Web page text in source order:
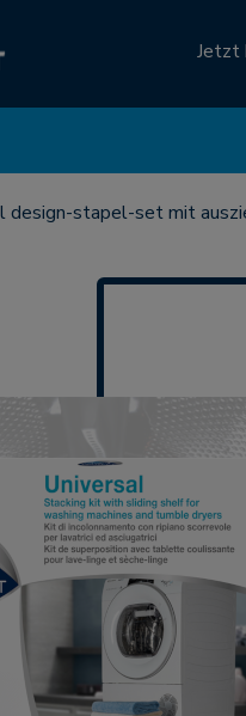
Jetzt
design-stapel-set mit